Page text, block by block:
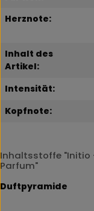
Herznote:
Inhalt des
Artikel:
Intensität:
Kopfnote:
Inhaltsstoffe "Initio
Parfum"
Duftpyramide